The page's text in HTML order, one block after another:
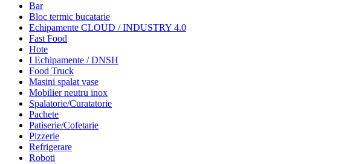
Bar
Bloc termic bucatarie
Echipamente CLOUD / INDUSTRY 4.0
Fast Food
Hote
I Echipamente / DNSH
Food Truck
Masini spalat vase
Mobilier neutru inox
Spalatorie/Curatatorie
Pachete
Patiserie/Cofetarie
Pizzerie
Refrigerare
Roboti